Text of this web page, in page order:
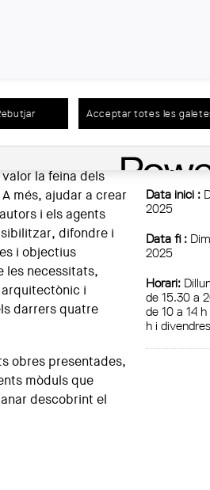
Entitat
Tauler (c.
Rubí.
Delegació
Data inici :
2025
Data fi :
2025
Horari:
de 15.30 a
de 10 a 14
h i
seva itinerància pels
Biblioteca Mestre
en total 82
la feina dels
més, ajudar a crear
i els agents
difondre i
i objectius
les necessitats,
i
darrers quatre
obres presentades,
mòduls que
descobrint el
Acceptar totes les